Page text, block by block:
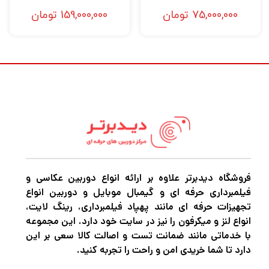
بزرگنمایی 1:1 را همراه با حداقل فاصله فوکوس
سوئیچ محدود کننده محدوده فوکوس به شما
بین 6.3-11.8″، 11.8 اینچ بی نهایت یا کامل
محدود کنید و یک دکمه نگه داشتن فوکوس نیز
برای توقف دستی فوکوس خودکار در یک نقطه
مشخص وجود دارد.
75,000,000 تومان 159,000,000 تومان
فروشگاه دیدبرتر علاوه بر ارائه انواع دوربین عکاسی و
فیلمبرداری حرفه ای و گیمبال موبایل و دوربین انواع
تجهیزات حرفه ای مانند پهپاد فیلمبرداری، رینگ لایت،
انواع لنز و میکرفون را نیز در سایت خود دارد. این مجموعه
با خدماتی مانند ضمانت تست و اصالت کالا سعی بر این
دارد تا شما خریدی امن و راحت را تجربه کنید.